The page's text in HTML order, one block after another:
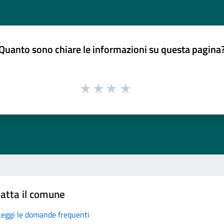
sono chiare le informazioni su questa
il comune
le domande frequenti